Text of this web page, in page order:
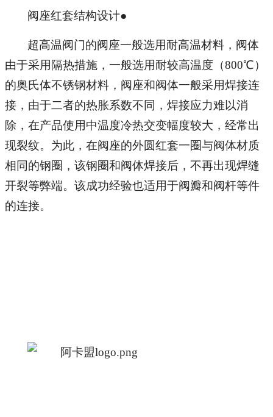
阀座红套结构设计●
超高温阀门的阀座一般选用耐高温材料，阀体
由于采用隔热措施，一般选用耐较高温度（800℃）
的奥氏体不锈钢材料，阀座和阀体一般采用焊接连
接，由于二者的热胀系数不同，焊接应力难以消
除，在产品使用中温度冷热交变幅度较大，经常出
现裂纹。为此，在阀座的外圆红套一圈与阀体材质
相同的钢圈，该钢圈和阀体焊接后，不再出现焊缝
开裂等弊端。该成功经验也适用于阀瓣和阀杆等件
的连接。